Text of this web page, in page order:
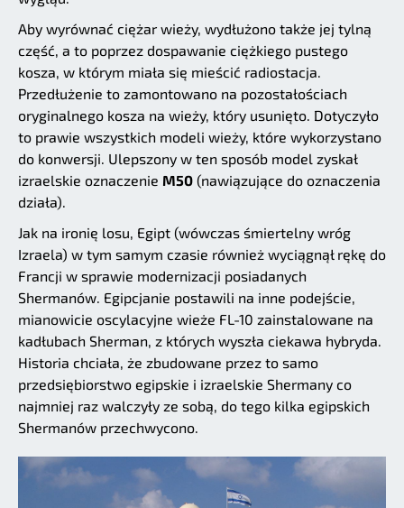
Aby wyrównać ciężar wieży, wydłużono także jej tylną
część, a to poprzez dospawanie ciężkiego pustego
kosza, w którym miała się mieścić radiostacja.
Przedłużenie to zamontowano na pozostałościach
oryginalnego kosza na wieży, który usunięto. Dotyczyło
to prawie wszystkich modeli wieży, które wykorzystano
do konwersji. Ulepszony w ten sposób model zyskał
izraelskie oznaczenie M50 (nawiązujące do oznaczenia
działa).
Jak na ironię losu, Egipt (wówczas śmiertelny wróg
Izraela) w tym samym czasie również wyciągnął rękę do
Francji w sprawie modernizacji posiadanych
Shermanów. Egipcjanie postawili na inne podejście,
mianowicie oscylacyjne wieże FL-10 zainstalowane na
kadłubach Sherman, z których wyszła ciekawa hybryda.
Historia chciała, że zbudowane przez to samo
przedsiębiorstwo egipskie i izraelskie Shermany co
najmniej raz walczyły ze sobą, do tego kilka egipskich
Shermanów przechwycono.